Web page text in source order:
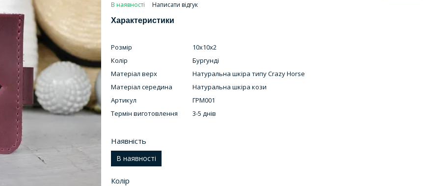
В наявності
Написати відгук
Характеристики
Розмір
10х10х2
Колір
Бургунді
Матеріал верх
Натуральна шкіра типу Crazy Horse
Матеріал середина
Натуральна шкіра кози
Артикул
ГРМ001
Термін виготовлення
3-5 днів
Наявність
В наявності
Колір